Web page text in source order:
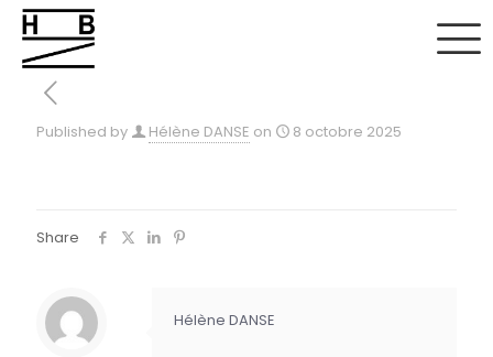
Published by Hélène DANSE on 8 octobre 2025
Share
Hélène DANSE